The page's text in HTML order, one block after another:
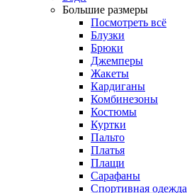
Большие размеры
Посмотреть всё
Блузки
Брюки
Джемперы
Жакеты
Кардиганы
Комбинезоны
Костюмы
Куртки
Пальто
Платья
Плащи
Сарафаны
Спортивная одежда